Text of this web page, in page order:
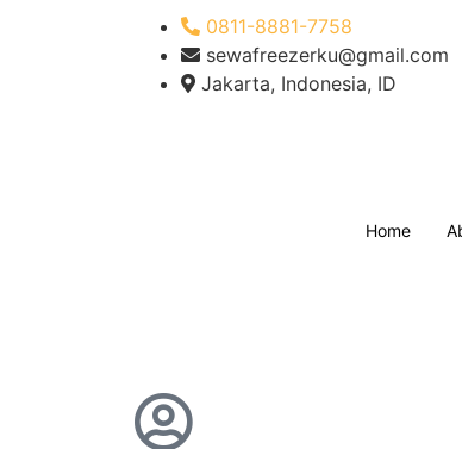
0811-8881-7758
sewafreezerku@gmail.com
Jakarta, Indonesia, ID
Home